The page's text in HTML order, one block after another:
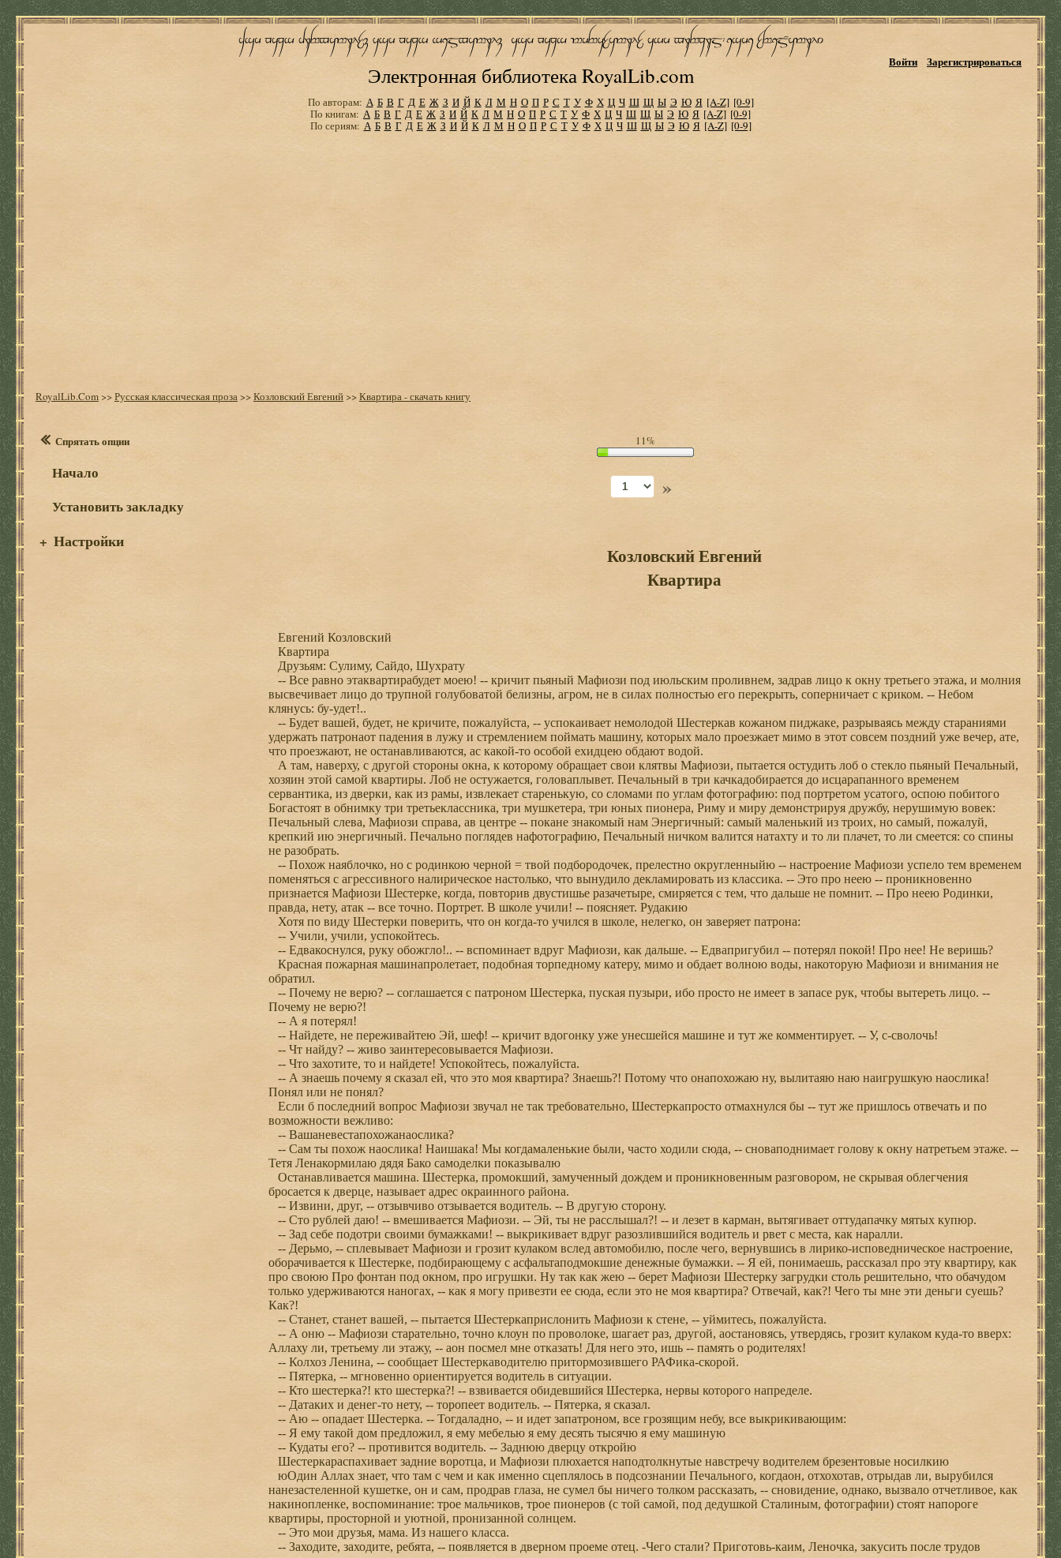
Электронная библиотека RoyalLib.com
Войти Зарегистрироваться
По авторам: А Б В Г Д Е Ж З И Й К Л М Н О П Р С Т У Ф Х Ц Ч Ш Щ Ы Э Ю Я [A-Z] [0-9]
По книгам: А Б В Г Д Е Ж З И Й К Л М Н О П Р С Т У Ф Х Ц Ч Ш Щ Ы Э Ю Я [A-Z] [0-9]
По сериям: А Б В Г Д Е Ж З И Й К Л М Н О П Р С Т У Ф Х Ц Ч Ш Щ Ы Э Ю Я [A-Z] [0-9]
RoyalLib.Com>>Русская классическая проза>> Козловский Евгений>>Квартира - скачать книгу
Спрятать опции
Начало
Установить закладку
+ Настройки
11%
»
Козловский Евгений
Квартира
Евгений Козловский
Квартира
Друзьям: Сулиму, Сайдо, Шухрату
-- Все равно этаквартирабудет моею! -- кричит пьяный Мафиози под июльским проливнем, задрав лицо к окну третьего этажа, и молния
высвечивает лицо до трупной голубоватой белизны, агром, не в силах полностью его перекрыть, соперничает с криком. -- Небом
клянусь: бу-удет!..
-- Будет вашей, будет, не кричите, пожалуйста, -- успокаивает немолодой Шестеркав кожаном пиджаке, разрываясь между стараниями
удержать патронаот падения в лужу и стремлением поймать машину, которых мало проезжает мимо в этот совсем поздний уже вечер, ате,
что проезжают, не останавливаются, ас какой-то особой ехидцею обдают водой.
А там, наверху, с другой стороны окна, к которому обращает свои клятвы Мафиози, пытается остудить лоб о стекло пьяный Печальный,
хозяин этой самой квартиры. Лоб не остужается, головаплывет. Печальный в три качкадобирается до исцарапанного временем
сервантика, из дверки, как из рамы, извлекает старенькую, со сломами по углам фотографию: под портретом усатого, оспою побитого
Богастоят в обнимку три третьеклассника, три мушкетера, три юных пионера, Риму и миру демонстрируя дружбу, нерушимую вовек:
Печальный слева, Мафиози справа, ав центре -- покане знакомый нам Энергичный: самый маленький из троих, но самый, пожалуй,
крепкий ию энергичный. Печально поглядев нафотографию, Печальный ничком валится натахту и то ли плачет, то ли смеется: со спины
не разобрать.
-- Похож наяблочко, но с родинкою черной = твой подбородочек, прелестно округленныйю -- настроение Мафиози успело тем временем
поменяться с агрессивного налирическое настолько, что вынудило декламировать из классика. -- Это про неею -- проникновенно
признается Мафиози Шестерке, когда, повторив двустишье разачетыре, смиряется с тем, что дальше не помнит. -- Про неею Родинки,
правда, нету, атак -- все точно. Портрет. В школе учили! -- поясняет. Рудакию
Хотя по виду Шестерки поверить, что он когда-то учился в школе, нелегко, он заверяет патрона:
-- Учили, учили, успокойтесь.
-- Едвакоснулся, руку обожгло!.. -- вспоминает вдруг Мафиози, как дальше. -- Едвапригубил -- потерял покой! Про нее! Не веришь?
Красная пожарная машинапролетает, подобная торпедному катеру, мимо и обдает волною воды, накоторую Мафиози и внимания не
обратил.
-- Почему не верю? -- соглашается с патроном Шестерка, пуская пузыри, ибо просто не имеет в запасе рук, чтобы вытереть лицо. --
Почему не верю?!
-- А я потерял!
-- Найдете, не переживайтею Эй, шеф! -- кричит вдогонку уже унесшейся машине и тут же комментирует. -- У, с-сволочь!
-- Чт найду? -- живо заинтересовывается Мафиози.
-- Что захотите, то и найдете! Успокойтесь, пожалуйста.
-- А знаешь почему я сказал ей, что это моя квартира? Знаешь?! Потому что онапохожаю ну, вылитаяю наю наигрушкую наослика!
Понял или не понял?
Если б последний вопрос Мафиози звучал не так требовательно, Шестеркапросто отмахнулся бы -- тут же пришлось отвечать и по
возможности вежливо:
-- Вашаневестапохожанаослика?
-- Сам ты похож наослика! Наишака! Мы когдамаленькие были, часто ходили сюда, -- сноваподнимает голову к окну натретьем этаже. --
Тетя Ленакормилаю дядя Бако самоделки показывалю
Останавливается машина. Шестерка, промокший, замученный дождем и проникновенным разговором, не скрывая облегчения
бросается к дверце, называет адрес окраинного района.
-- Извини, друг, -- отзывчиво отзывается водитель. -- В другую сторону.
-- Сто рублей даю! -- вмешивается Мафиози. -- Эй, ты не расслышал?! -- и лезет в карман, вытягивает оттудапачку мятых купюр.
-- Зад себе подотри своими бумажками! -- выкрикивает вдруг разозлившийся водитель и рвет с места, как наралли.
-- Дерьмо, -- сплевывает Мафиози и грозит кулаком вслед автомобилю, после чего, вернувшись в лирико-исповедническое настроение,
оборачивается к Шестерке, подбирающему с асфальтаподмокшие денежные бумажки. -- Я ей, понимаешь, рассказал про эту квартиру, как
про своюю Про фонтан под окном, про игрушки. Ну так как жею -- берет Мафиози Шестерку загрудки столь решительно, что обачудом
только удерживаются наногах, -- как я могу привезти ее сюда, если это не моя квартира? Отвечай, как?! Чего ты мне эти деньги суешь?
Как?!
-- Станет, станет вашей, -- пытается Шестеркаприслонить Мафиози к стене, -- уймитесь, пожалуйста.
-- А оню -- Мафиози старательно, точно клоун по проволоке, шагает раз, другой, аостановясь, утвердясь, грозит кулаком куда-то вверх:
Аллаху ли, третьему ли этажу, -- аон посмел мне отказать! Для него это, ишь -- память о родителях!
-- Колхоз Ленина, -- сообщает Шестеркаводителю притормозившего РАФика-скорой.
-- Пятерка, -- мгновенно ориентируется водитель в ситуации.
-- Кто шестерка?! кто шестерка?! -- взвивается обидевшийся Шестерка, нервы которого напределе.
-- Датаких и денег-то нету, -- торопеет водитель. -- Пятерка, я сказал.
-- Аю -- опадает Шестерка. -- Тогдаладно, -- и идет запатроном, все грозящим небу, все выкрикивающим:
-- Я ему такой дом предложил, я ему мебелью я ему десять тысячю я ему машиную
-- Кудаты его? -- противится водитель. -- Заднюю дверцу откройю
Шестеркараспахивает задние воротца, и Мафиози плюхается наподтолкнутые навстречу водителем брезентовые носилкию
юОдин Аллах знает, что там с чем и как именно сцеплялось в подсознании Печального, когдаон, отхохотав, отрыдав ли, вырубился
нанезастеленной кушетке, он и сам, продрав глаза, не сумел бы ничего толком рассказать, -- сновидение, однако, вызвало отчетливое, как
накинопленке, воспоминание: трое мальчиков, трое пионеров (с той самой, под дедушкой Сталиным, фотографии) стоят напороге
квартиры, просторной и уютной, пронизанной солнцем.
-- Это мои друзья, мама. Из нашего класса.
-- Заходите, заходите, ребята, -- появляется в дверном проеме отец. -Чего стали? Приготовь-каим, Леночка, закусить после трудов